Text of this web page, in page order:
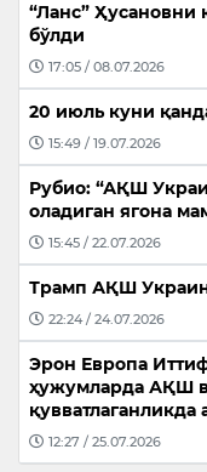
“Ланс”
бўлди
17:05 / 08.07.2026
20 июль куни
15:49 / 19.07.2026
Рубио: “АҚШ
оладиган ягона
15:45 / 22.07.2026
Трамп АҚШ
22:24 / 24.07.2026
Эрон Европа
ҳужумларда АҚШ
қувватлаганликда
12:27 / 25.07.2026